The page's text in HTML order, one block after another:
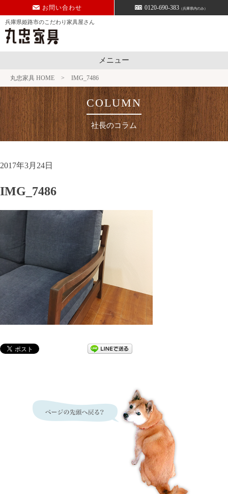
to
content
兵庫県姫路市のこだわり家具屋さん
メニュー
お問い合わせ 0120-690-383 （兵庫県内のみ）
丸忠家具 HOME > IMG_7486
社長のコラム
2017年3月24日
IMG_7486